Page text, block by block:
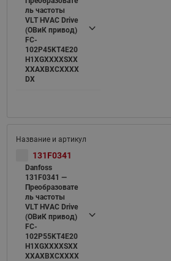
ль частоты
VLT HVAC Drive
(ОВиК привод)
FC-
102P45KT4E20
H1XGXXXXSXX
XXAXBXCXXXX
DX
131F0341
Danfoss
131F0341 —
Преобразовате
ль частоты
VLT HVAC Drive
(ОВиК привод)
FC-
102P55KT4E20
H1XGXXXXSXX
XXAXBXCXXXX